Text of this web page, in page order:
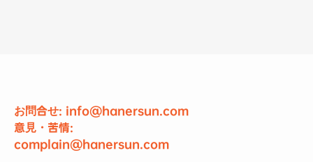
お問合せ: info@hanersun.com
意見・苦情:
complain@hanersun.com